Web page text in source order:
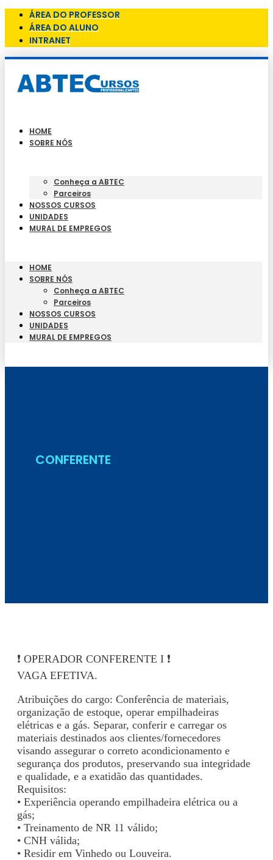
ÁREA DO PROFESSOR
ÁREA DO ALUNO
INTRANET
HOME
SOBRE NÓS
Conheça a ABTEC
Parceiros
NOSSOS CURSOS
UNIDADES
MURAL DE EMPREGOS
HOME
SOBRE NÓS
Conheça a ABTEC
Parceiros
NOSSOS CURSOS
UNIDADES
MURAL DE EMPREGOS
CONFERENTE
❗ OPERADOR CONFERENTE I ❗
VAGA EFETIVA.
Atribuições do cargo: Conferência de materiais,
organização de estoque, operar empilhadeiras
elétricas e a gás. Separar, conferir e carregar os
materiais destinados aos clientes/fornecedores
visando assegurar o correto acondicionamento e
segurança dos produtos, preservando sua integridade
e qualidade, e a exatidão das quantidades.
Requisitos:
• Experiência operando empilhadeira elétrica ou a
gás;
• Treinamento de NR 11 válido;
• CNH válida;
• Residir em Vinhedo ou Louveira.